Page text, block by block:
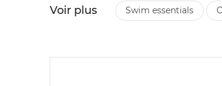
Voir plus swim essentials